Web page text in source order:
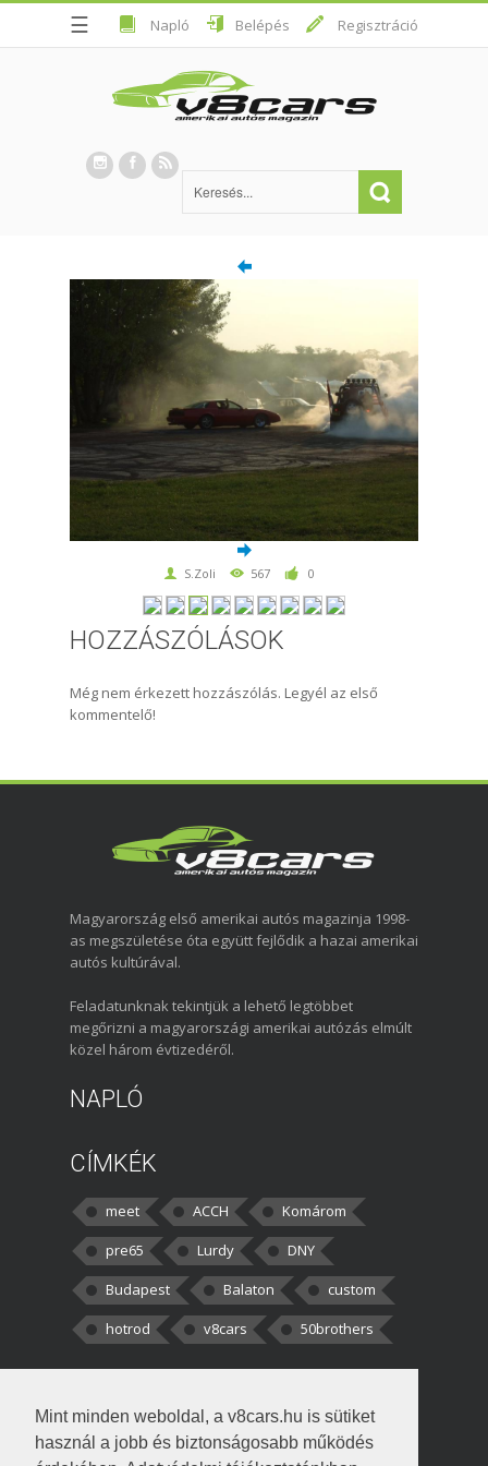
Mint minden weboldal, a v8cars.hu is sütiket
használ a jobb és biztonságosabb működés
☰ Napló Belépés Regisztráció
S.Zoli 567 0
HOZZÁSZÓLÁSOK
Még nem érkezett hozzászólás. Legyél az első
kommentelő!
Magyarország első amerikai autós magazinja 1998-
as megszületése óta együtt fejlődik a hazai amerikai
autós kultúrával.
Feladatunknak tekintjük a lehető legtöbbet
megőrizni a magyarországi amerikai autózás elmúlt
közel három évtizedéről.
NAPLÓ
CÍMKÉK
meet ACCH
Komárom
pre65
Lurdy
DNY
Budapest
Balaton
custom
hotrod
v8cars 50brothers
kortisz:Elszúrtam! Én csak két
darabbaal számoltam. Nem tudtam, hogy fél autót,